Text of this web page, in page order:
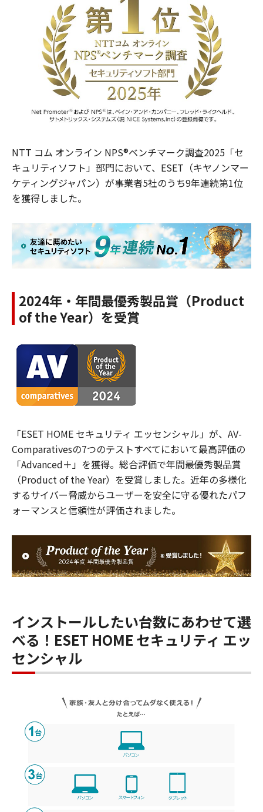
NTT コム オンライン NPS®ベンチマーク調査2025「セ
キュリティソフト」部門において、ESET（キヤノンマー
ケティングジャパン）が事業者5社のうち9年連続第1位
を獲得しました。
2024年・年間最優秀製品賞（Product
of the Year）を受賞
「ESET HOME セキュリティ エッセンシャル」が、AV-
Comparativesの7つのテストすべてにおいて最高評価の
「Advanced＋」を獲得。総合評価で年間最優秀製品賞
（Product of the Year）を受賞しました。近年の多様化
するサイバー脅威からユーザーを安全に守る優れたパフ
ォーマンスと信頼性が評価されました。
インストールしたい台数にあわせて選
べる！ESET HOME セキュリティ エッ
センシャル